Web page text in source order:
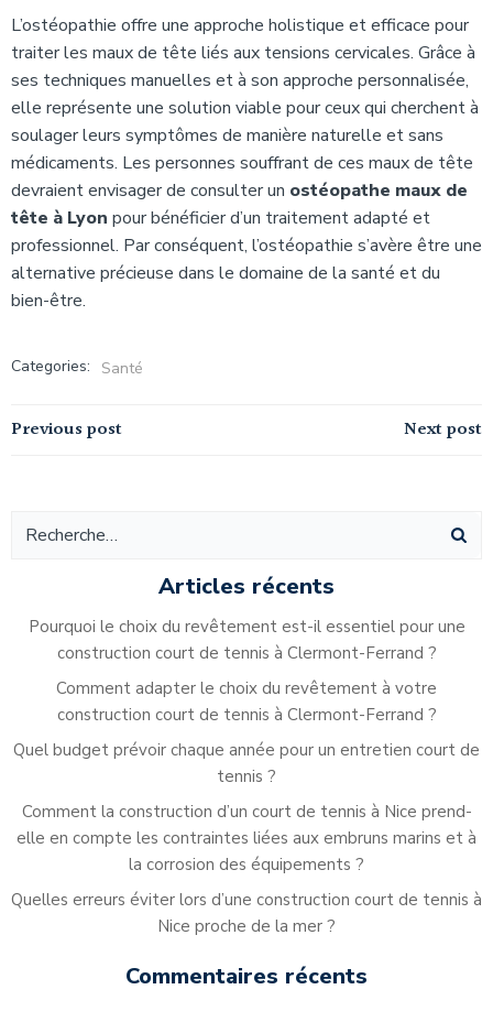
L’ostéopathie offre une approche holistique et efficace pour
traiter les maux de tête liés aux tensions cervicales. Grâce à
ses techniques manuelles et à son approche personnalisée,
elle représente une solution viable pour ceux qui cherchent à
soulager leurs symptômes de manière naturelle et sans
médicaments. Les personnes souffrant de ces maux de tête
devraient envisager de consulter un ostéopathe maux de
tête à Lyon pour bénéficier d’un traitement adapté et
professionnel. Par conséquent, l’ostéopathie s’avère être une
alternative précieuse dans le domaine de la santé et du
bien-être.
Categories: Santé
Navigation
l’article
Previous post Navigation
Next post
Articles récents
Pourquoi le choix du revêtement est-il essentiel pour une
construction court de tennis à Clermont-Ferrand ?
Comment adapter le choix du revêtement à votre
construction court de tennis à Clermont-Ferrand ?
Quel budget prévoir chaque année pour un entretien court de
tennis ?
Comment la construction d’un court de tennis à Nice prend-
elle en compte les contraintes liées aux embruns marins et à
la corrosion des équipements ?
Quelles erreurs éviter lors d’une construction court de tennis à
Nice proche de la mer ?
Commentaires récents